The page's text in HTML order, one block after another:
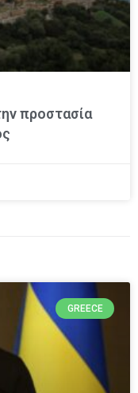
προστασία
GREECE